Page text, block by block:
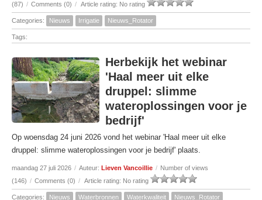
(87) / Comments (0) / Article rating: No rating
Categories: Nieuws Irrigatie Nieuws_Rotator
Tags:
Herbekijk het webinar
'Haal meer uit elke
druppel: slimme
wateroplossingen voor je
bedrijf'
Op woensdag 24 juni 2026 vond het webinar 'Haal meer uit elke
druppel: slimme wateroplossingen voor je bedrijf' plaats.
maandag 27 juli 2026 / Auteur: Lieven Vancoillie / Number of views
(146) / Comments (0) / Article rating: No rating
Categories: Nieuws Waterbronnen Waterkwaliteit
Nieuws_Rotator